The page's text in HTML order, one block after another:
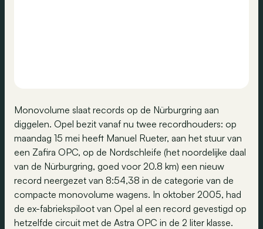
Monovolume slaat records op de Nürburgring aan
diggelen. Opel bezit vanaf nu twee recordhouders: op
maandag 15 mei heeft Manuel Rueter, aan het stuur van
een Zafira OPC, op de Nordschleife (het noordelijke daal
van de Nürburgring, goed voor 20.8 km) een nieuw
record neergezet van 8:54,38 in de categorie van de
compacte monovolume wagens. In oktober 2005, had
de ex-fabriekspiloot van Opel al een record gevestigd op
hetzelfde circuit met de Astra OPC in de 2 liter klasse.